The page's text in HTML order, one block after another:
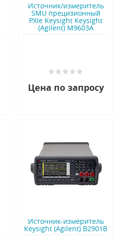
Источник/измеритель
SMU прецизионный
PXIe Keysight Keysight
(Agilent) M9603A
Цена по запросу
Источник-измеритель
Keysight (Agilent) B2901B